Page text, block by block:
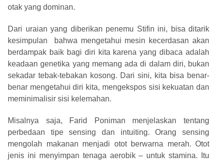
otak yang dominan.
Dari uraian yang diberikan penemu Stifin ini, bisa ditarik
kesimpulan bahwa mengetahui mesin kecerdasan akan
berdampak baik bagi diri kita karena yang dibaca adalah
keadaan genetika yang memang ada di dalam diri, bukan
sekadar tebak-tebakan kosong. Dari sini, kita bisa benar-
benar mengetahui diri kita, mengekspos sisi kekuatan dan
meminimalisir sisi kelemahan.
Misalnya saja, Farid Poniman menjelaskan tentang
perbedaan tipe sensing dan intuiting. Orang sensing
mengolah makanan menjadi otot berwarna merah. Otot
jenis ini menyimpan tenaga aerobik – untuk stamina. Itu